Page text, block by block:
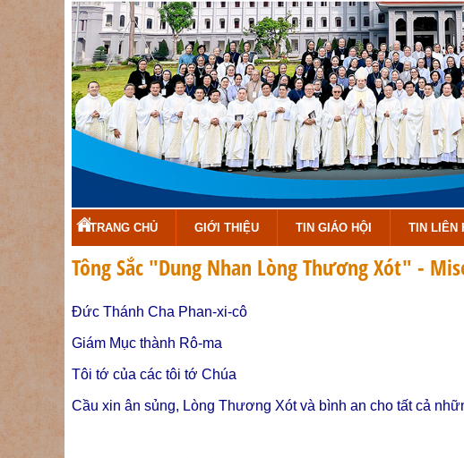
TRANG CHỦ GIỚI THIỆU TIN GIÁO HỘI TIN LIÊN
Tông Sắc "Dung Nhan Lòng Thương Xót" -
Đức Thánh Cha Phan-xi-cô
Giám Mục thành Rô-ma
Tôi tớ của các tôi tớ Chúa
Cầu xin ân sủng, Lòng Thương Xót và bình an cho tất cả